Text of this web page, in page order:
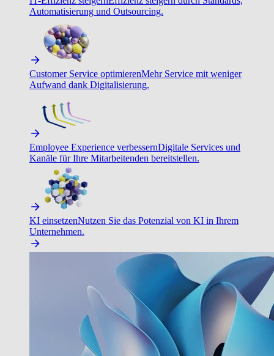
Automatisierung und Outsourcing.
Customer Service optimierenMehr Service mit weniger
Aufwand dank Digitalisierung.
Employee Experience verbessernDigitale Services und
Kanäle für Ihre Mitarbeitenden bereitstellen.
KI einsetzenNutzen Sie das Potenzial von KI in Ihrem
Unternehmen.